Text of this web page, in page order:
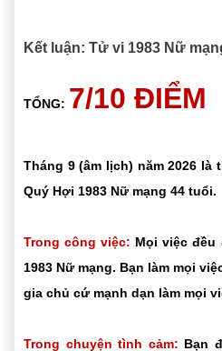
Kết luận: Tử vi 1983 Nữ
TỔNG: 7/10 ĐIỂM
Tháng 9 (âm lịch) năm 2026 là
Quý Hợi 1983 Nữ mạng 44 tuổi.
Trong công việc: Mọi việc
1983 Nữ mạng. Bạn làm mọi
gia chủ cứ mạnh dạn làm mọi
Trong chuyện tình cảm: Bạn